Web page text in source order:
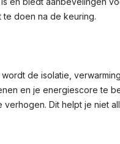
doen na de keuring.
de isolatie,
en je energiescore te
Dit helpt je niet